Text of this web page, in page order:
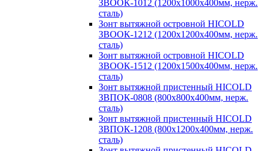
ЗВООК-1012 (1200х1000х400мм, нерж.
сталь)
Зонт вытяжной островной HICOLD
ЗВООК-1212 (1200x1200x400мм, нерж.
сталь)
Зонт вытяжной островной HICOLD
ЗВООК-1512 (1200х1500х400мм, нерж.
сталь)
Зонт вытяжной пристенный HICOLD
ЗВПОК-0808 (800х800х400мм, нерж.
сталь)
Зонт вытяжной пристенный HICOLD
ЗВПОК-1208 (800х1200х400мм, нерж.
сталь)